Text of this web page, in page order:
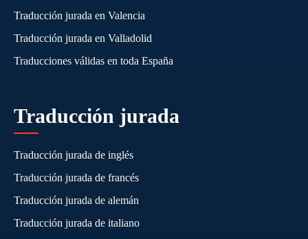
Traducción jurada en Valencia
Traducción jurada en Valladolid
Traducciones válidas en toda España
Traducción jurada
Traducción jurada de inglés
Traducción jurada de francés
Traducción jurada de alemán
Traducción jurada de italiano